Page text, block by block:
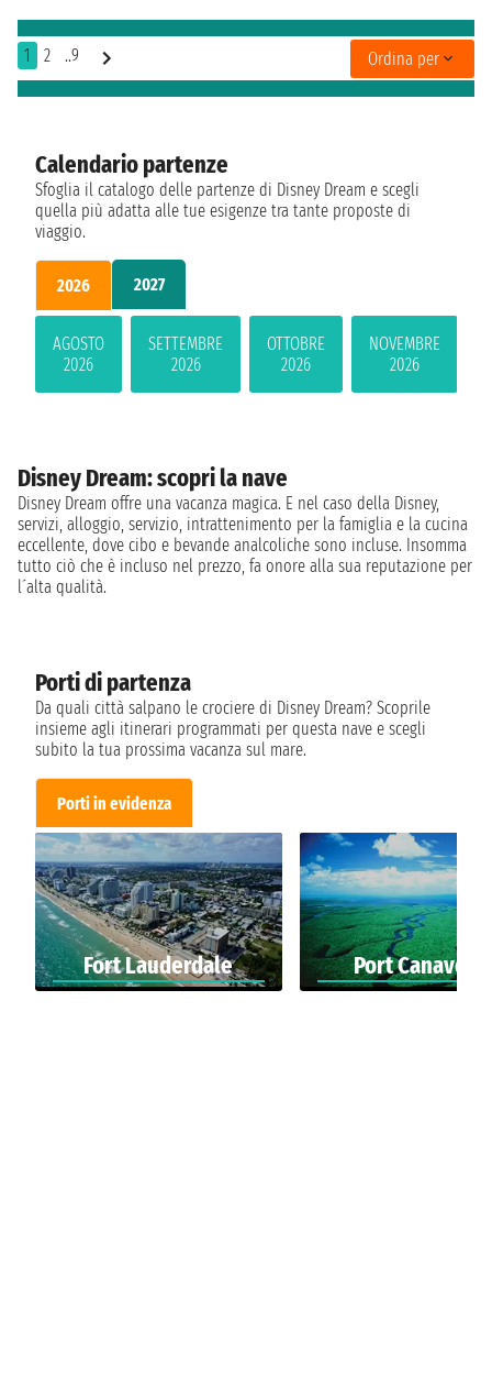
1 2 ..9 Ordina per
Calendario partenze
Sfoglia il catalogo delle partenze di Disney Dream e scegli
quella più adatta alle tue esigenze tra tante proposte di
viaggio.
2026 2027
AGOSTO
2026
SETTEMBRE
2026
OTTOBRE
2026
NOVEMBRE
2026
Porti di partenza
Da quali città salpano le crociere di Disney Dream? Scoprile
insieme agli itinerari programmati per questa nave e scegli
subito la tua prossima vacanza sul mare.
Porti in evidenza
Fort Lauderdale Port Canaveral
Disney Dream: scopri la nave
Disney Dream offre una vacanza magica. E nel caso della Disney,
servizi, alloggio, servizio, intrattenimento per la famiglia e la cucina
eccellente, dove cibo e bevande analcoliche sono incluse. Insomma
tutto ciò che è incluso nel prezzo, fa onore alla sua reputazione per
l´alta qualità.